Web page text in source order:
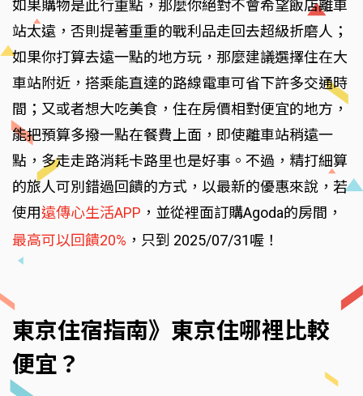
如果購物是此行重點，那麼你絕對不會希望飯店離車
站太遠，否則提著重重的戰利品走回去超級折磨人；
如果你打算去遠一點的地方玩，那麼建議選擇住在大
車站附近，搭乘能直達的路線電車可省下許多交通時
間；又或者想大吃美食，住在房價相對便宜的地方，
能把預算多撥一點在餐費上面，即使離車站稍遠一
點，多走走路消耗卡路里也是好事。不過，精打細算
的旅人可別錯過回饋的方式，以最新的優惠來說，若
使用遠傳心生活APP ，並從裡面訂購Agoda的房間，
最高可以回饋20% ，只到 2025/07/31喔！
東京住宿指南》東京住哪裡比較
便宜？